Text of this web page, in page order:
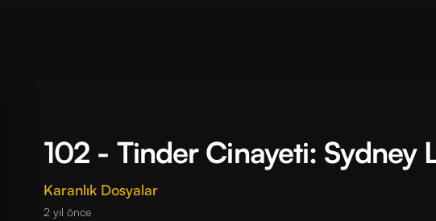
102 - Tinder Cinayeti: Sydney
Karanlık Dosyalar
2 yıl önce